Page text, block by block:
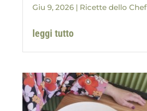
Giu 9, 2026| Ricette dello Chef
leggi tutto